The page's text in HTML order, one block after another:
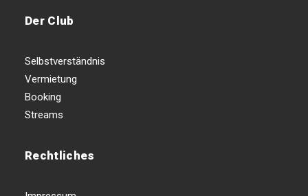
Der Club
Selbstverständnis
Vermietung
Booking
Streams
Rechtliches